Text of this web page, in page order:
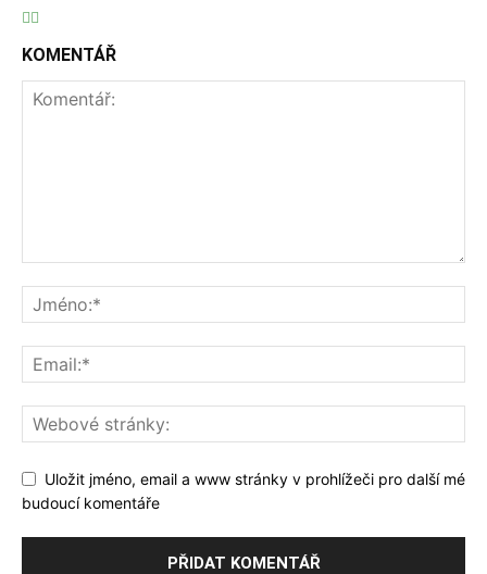
KOMENTÁŘ
Uložit jméno, email a www stránky v prohlížeči pro další mé
budoucí komentáře